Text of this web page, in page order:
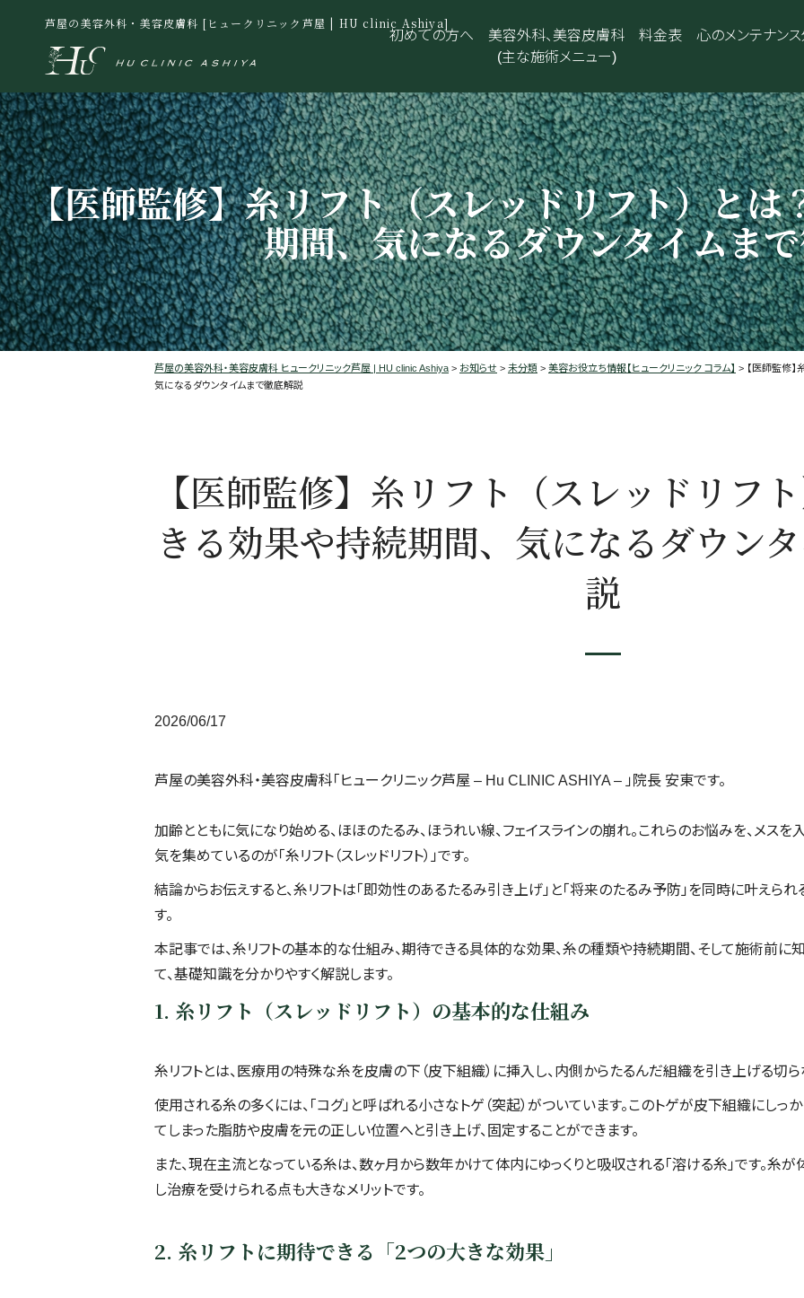
芦屋の美容外科・美容皮膚科 [ヒュークリニック芦屋 | HU clinic Ashiya]
初めての方へ
美容外科、美容皮膚科
(主な施術メニュー)
料金表 心のメンテナン
【医師監修】糸リフト（スレッドリフト）とは
期間、気になるダウンタイムま
芦屋の美容外科・美容皮膚科 ヒュークリニック芦屋 | HU clinic Ashiya > お知らせ > 未分類 > 美容お役立ち情報【ヒュークリニック コラム】 > 【医師監修】
気になるダウンタイムまで徹底解説
【医師監修】糸リフト（スレッドリフ
きる効果や持続期間、気になるダウン
説
2026/06/17
芦屋の美容外科・美容皮膚科「ヒュークリニック芦屋 – Hu CLINIC ASHIYA – 」院長 安東です。
加齢とともに気になり始める、ほほのたるみ、ほうれい線、フェイスラインの崩れ。これらのお悩みを、メス
気を集めているのが「糸リフト（スレッドリフト）」です。
結論からお伝えすると、糸リフトは「即効性のあるたるみ引き上げ」と「将来のたるみ予防」を同時に叶えら
す。
本記事では、糸リフトの基本的な仕組み、期待できる具体的な効果、糸の種類や持続期間、そして施術前に
て、基礎知識を分かりやすく解説します。
1. 糸リフト（スレッドリフト）の基本的な仕組み
糸リフトとは、医療用の特殊な糸を皮膚の下（皮下組織）に挿入し、内側からたるんだ組織を引き上げる切ら
使用される糸の多くには、「コグ」と呼ばれる小さなトゲ（突起）がついています。このトゲが皮下組織にしっ
てしまった脂肪や皮膚を元の正しい位置へと引き上げ、固定することができます。
また、現在主流となっている糸は、数ヶ月から数年かけて体内にゆっくりと吸収される「溶ける糸」です。糸
し治療を受けられる点も大きなメリットです。
2. 糸リフトに期待できる「2つの大きな効果」